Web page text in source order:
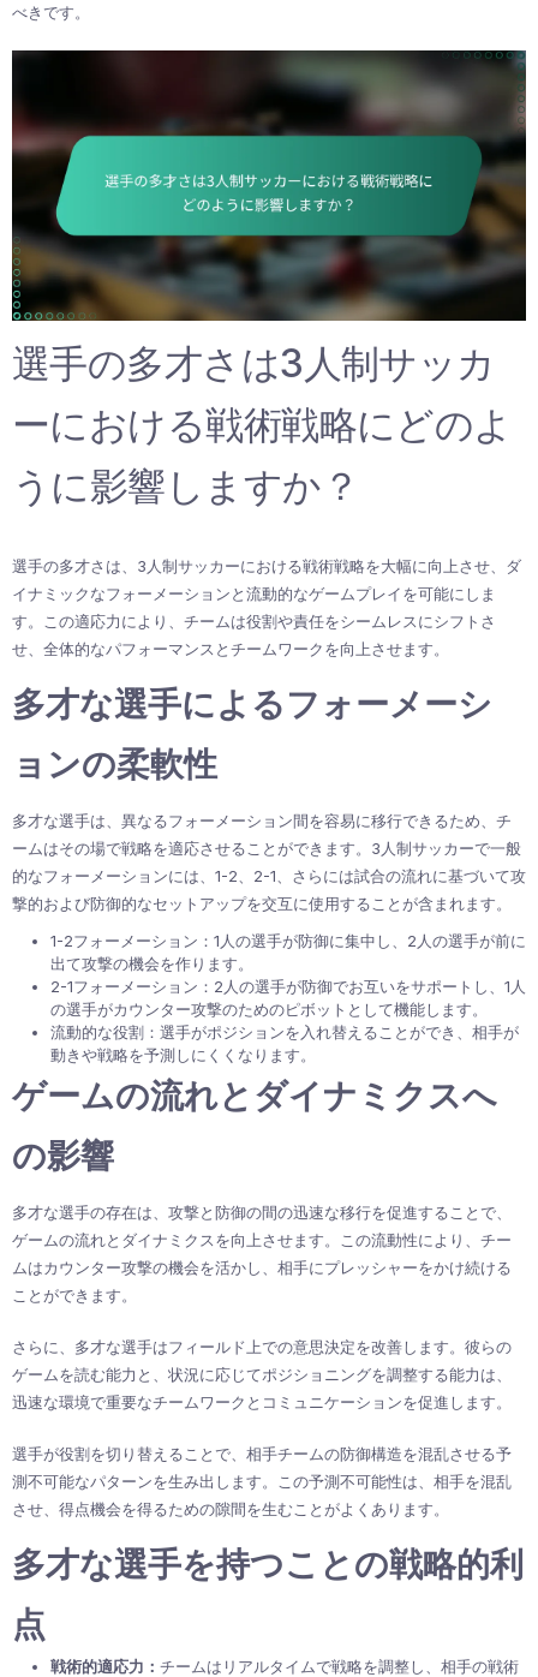
べきです。
選手の多才さは3人制サッカ
ーにおける戦術戦略にどのよ
うに影響しますか？
選手の多才さは、3人制サッカーにおける戦術戦略を大幅に向上させ、ダ
イナミックなフォーメーションと流動的なゲームプレイを可能にしま
す。この適応力により、チームは役割や責任をシームレスにシフトさ
せ、全体的なパフォーマンスとチームワークを向上させます。
多才な選手によるフォーメーシ
ョンの柔軟性
多才な選手は、異なるフォーメーション間を容易に移行できるため、チ
ームはその場で戦略を適応させることができます。3人制サッカーで一般
的なフォーメーションには、1-2、2-1、さらには試合の流れに基づいて攻
撃的および防御的なセットアップを交互に使用することが含まれます。
1-2フォーメーション：1人の選手が防御に集中し、2人の選手が前に
出て攻撃の機会を作ります。
2-1フォーメーション：2人の選手が防御でお互いをサポートし、1人
の選手がカウンター攻撃のためのピボットとして機能します。
流動的な役割：選手がポジションを入れ替えることができ、相手が
動きや戦略を予測しにくくなります。
ゲームの流れとダイナミクスへ
の影響
多才な選手の存在は、攻撃と防御の間の迅速な移行を促進することで、
ゲームの流れとダイナミクスを向上させます。この流動性により、チー
ムはカウンター攻撃の機会を活かし、相手にプレッシャーをかけ続ける
ことができます。
さらに、多才な選手はフィールド上での意思決定を改善します。彼らの
ゲームを読む能力と、状況に応じてポジショニングを調整する能力は、
迅速な環境で重要なチームワークとコミュニケーションを促進します。
選手が役割を切り替えることで、相手チームの防御構造を混乱させる予
測不可能なパターンを生み出します。この予測不可能性は、相手を混乱
させ、得点機会を得るための隙間を生むことがよくあります。
多才な選手を持つことの戦略的利
点
戦術的適応力： チームはリアルタイムで戦略を調整し、相手の戦術